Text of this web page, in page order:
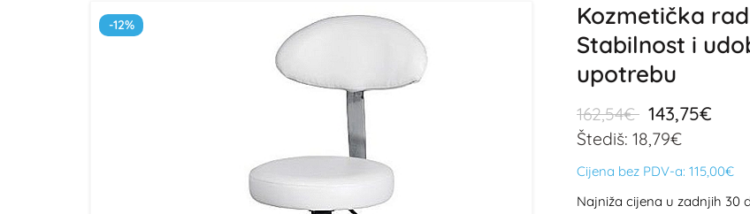
-12%
Kozmetička
Stabilnost i
upotrebu
162,54€ 143,75€
Štediš: 18,79€
Cijena bez PDV-a: 115,00€
Najniža cijena u zadnjih 30